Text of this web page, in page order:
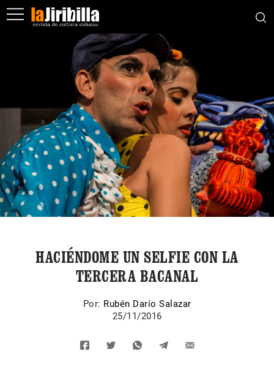
HACIÉNDOME UN SELFIE CON LA
TERCERA BACANAL
Por: Rubén Darío Salazar
25/11/2016